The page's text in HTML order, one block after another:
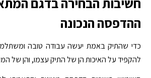
ההדפסה הנכונה
כדי שהתיק באמת יעשה עבודה טובה
להקפיד על האיכות הן של התיק עצמו, והן של